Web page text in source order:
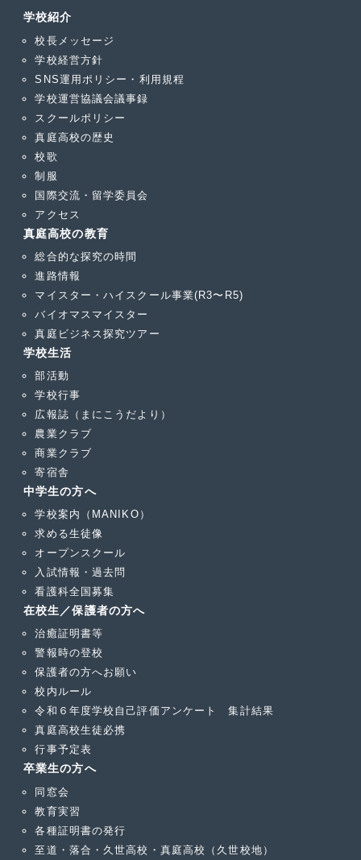
学校紹介
校長メッセージ
学校経営方針
SNS運用ポリシー・利用規程
学校運営協議会議事録
スクールポリシー
真庭高校の歴史
校歌
制服
国際交流・留学委員会
アクセス
真庭高校の教育
総合的な探究の時間
進路情報
マイスター・ハイスクール事業(R3〜R5)
バイオマスマイスター
真庭ビジネス探究ツアー
学校生活
部活動
学校行事
広報誌（まにこうだより）
農業クラブ
商業クラブ
寄宿舎
中学生の方へ
学校案内（MANIKO）
求める生徒像
オープンスクール
入試情報・過去問
看護科全国募集
在校生／保護者の方へ
治癒証明書等
警報時の登校
保護者の方へお願い
校内ルール
令和６年度学校自己評価アンケート 集計結果
真庭高校生徒必携
行事予定表
卒業生の方へ
同窓会
教育実習
各種証明書の発行
至道・落合・久世高校・真庭高校（久世校地）